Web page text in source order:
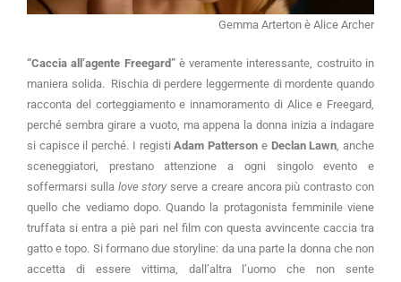
Gemma Arterton è Alice Archer
“Caccia all’agente Freegard”è veramente interessante, costruito in
maniera solida. Rischia di perdere leggermente di mordente quando
racconta del corteggiamento e innamoramento di Alice e Freegard,
perché sembra girare a vuoto, ma appena la donna inizia a indagare
si capisce il perché. I registiAdam Patterson e Declan Lawn, anche
sceneggiatori, prestano attenzione a ogni singolo evento e
soffermarsi sulla love story serve a creare ancora più contrasto con
quello che vediamo dopo. Quando la protagonista femminile viene
truffata si entra a piè pari nel film con questa avvincente caccia tra
gatto e topo. Si formano due storyline: da una parte la donna che non
accetta di essere vittima, dall’altra l’uomo che non sente